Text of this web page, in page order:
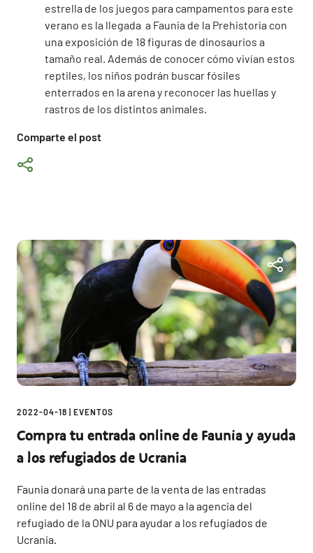
Comparte el post
estrella de los juegos para campamentos para este
verano es la llegada a Faunia de la Prehistoria con
una exposición de 18 figuras de dinosaurios a
tamaño real. Además de conocer cómo vivían estos
reptiles, los niños podrán buscar fósiles
enterrados en la arena y reconocer las huellas y
rastros de los distintos animales.
2022-04-18 | EVENTOS
Compra tu entrada online de Faunia y ayuda
a los refugiados de Ucrania
Faunia donará una parte de la venta de las entradas
online del 18 de abril al 6 de mayo a la agencia del
refugiado de la ONU para ayudar a los refugiados de
Ucrania.